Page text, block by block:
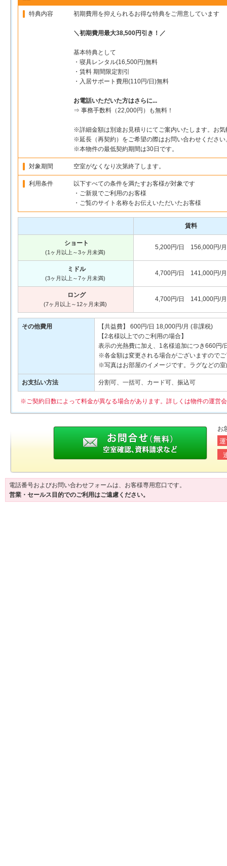
特典内容 初期費用を抑えられるお得な特典をご用意しています
＼初期費用最大38,500円引き！／
基本特典として
・寝具レンタル(16,500円)無料
・賃料 期間限定割引
・入居サポート費用(110円/日)無料
お電話いただいた方はさらに...
⇒ 事務手数料（22,000円）も無料！
※詳細金額は別途お見積りにてご案内いたします。お
※延長（再契約）をご希望の際はお問い合わせください
※本物件の最低契約期間は30日です。
対象期間 空室がなくなり次第終了します。
利用条件
以下すべての条件を満たすお客様が対象です
・ご新規でご利用のお客様
・ご覧のサイト名称をお伝えいただいたお客様
賃料
ショート
(1ヶ月以上～3ヶ月未満)
5,200円/日 156,000円/月
ミドル
(3ヶ月以上～7ヶ月未満)
4,700円/日 141,000円/月
ロング
(7ヶ月以上～12ヶ月未満)
4,700円/日 141,000円/月
その他費用
【共益費】 600円/日 18,000円/月 (非課税)
【2名様以上でのご利用の場合】
表示の光熱費に加え、1名様追加につき660円
※各金額は変更される場合がございますので
※写真はお部屋のイメージです。ラグなどの
お支払い方法 分割可、一括可、カード可、振込可
※ご契約日数によって料金が異なる場合があります。詳しくは物件の運営
お
電話番号およびお問い合わせフォームは、お客様専用窓口です。
営業・セールス目的でのご利用はご遠慮ください。